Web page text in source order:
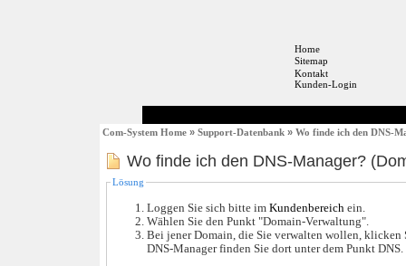
Home
Sitemap
Kontakt
Kunden-Login
Com-System Home » Support-Datenbank » Wo finde ich den DNS-
Wo finde ich den DNS-Manager?
Lösung
Loggen Sie sich bitte im Kundenbereich ein.
Wählen Sie den Punkt "Domain-Verwaltung".
Bei jener Domain, die Sie verwalten wollen, klicken
DNS-Manager finden Sie dort unter dem Punkt DNS.